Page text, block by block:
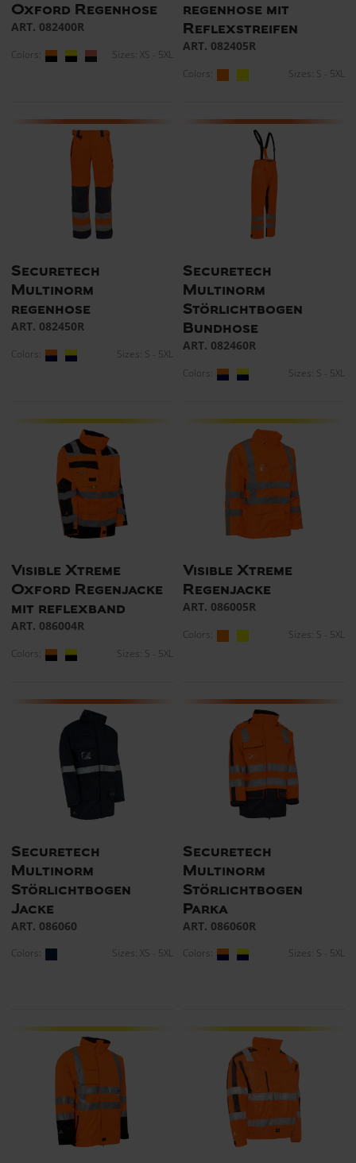
Oxford Regenhose
ART. 082400R
Colors: Sizes: XS - 5XL
regenhose mit
Reflexstreifen
ART. 082405R
Colors: Sizes: S - 5XL
Securetech
Multinorm
regenhose
ART. 082450R
Colors: Sizes: S - 5XL
Securetech
Multinorm
Störlichtbogen
Bundhose
ART. 082460R
Colors: Sizes: S - 5XL
Visible Xtreme
Oxford Regenjacke
mit reflexband
ART. 086004R
Colors: Sizes: S - 5XL
Visible Xtreme
Regenjacke
ART. 086005R
Colors: Sizes: S - 5XL
Securetech
Multinorm
Störlichtbogen
Jacke
ART. 086060
Colors: Sizes: XS - 5XL
Securetech
Multinorm
Störlichtbogen
Parka
ART. 086060R
Colors: Sizes: S - 5XL